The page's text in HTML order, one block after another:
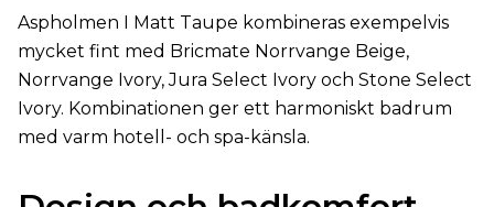
Aspholmen I Matt Taupe kombineras exempelvis
mycket fint med Bricmate Norrvange Beige,
Norrvange Ivory, Jura Select Ivory och Stone Select
Ivory. Kombinationen ger ett harmoniskt badrum
med varm hotell- och spa-känsla.